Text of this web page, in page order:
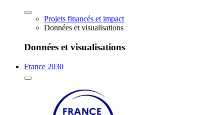
Projets financés et impact
Données et visualisations
Données et visualisations
France 2030